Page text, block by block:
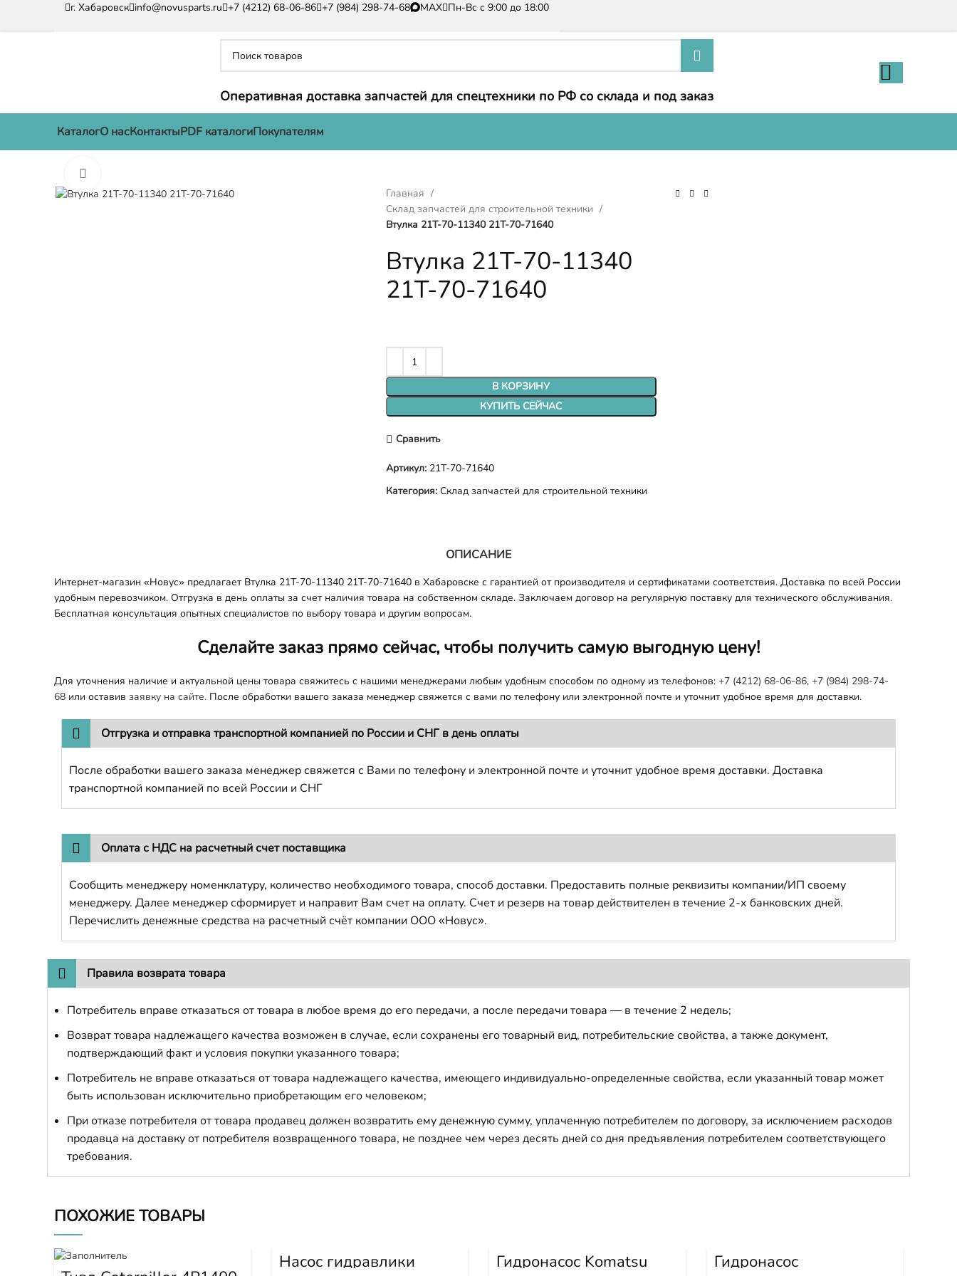
г. Хабаровск info@novusparts.ru +7 (4212) 68-06-86 +7 (984) 298-74-68 MAX Пн-Вс с 9:00 до 18:00
Оперативная доставка запчастей для спецтехники по РФ со склада и под заказ
КаталогО насКонтактыPDF каталогиПокупателям
Главная
Склад запчастей для строительной техники
Втулка 21T-70-11340 21T-70-71640
Втулка 21T-70-11340
21T-70-71640
В КОРЗИНУ
КУПИТЬ СЕЙЧАС
Сравнить
Артикул: 21T-70-71640
Категория: Склад запчастей для строительной техники
ОПИСАНИЕ
Интернет-магазин «Новус» предлагает Втулка 21T-70-11340 21T-70-71640 в Хабаровске с гарантией от производителя и сертификатами соответствия. Доставка по всей России
удобным перевозчиком. Отгрузка в день оплаты за счет наличия товара на собственном складе. Заключаем договор на регулярную поставку для технического обслуживания.
Бесплатная консультация опытных специалистов по выбору товара и другим вопросам.
Сделайте заказ прямо сейчас, чтобы получить самую выгодную цену!
Для уточнения наличие и актуальной цены товара свяжитесь с нашими менеджерами любым удобным способом по одному из телефонов: +7 (4212) 68-06-86, +7 (984) 298-74-
68 или оставив заявку на сайте. После обработки вашего заказа менеджер свяжется с вами по телефону или электронной почте и уточнит удобное время для доставки.
Отгрузка и отправка транспортной компанией по России и СНГ в день оплаты
После обработки вашего заказа менеджер свяжется с Вами по телефону и электронной почте и уточнит удобное время доставки. Доставка
транспортной компанией по всей России и СНГ
Оплата с НДС на расчетный счет поставщика
Сообщить менеджеру номенклатуру, количество необходимого товара, способ доставки. Предоставить полные реквизиты компании/ИП своему
менеджеру. Далее менеджер сформирует и направит Вам счет на оплату. Счет и резерв на товар действителен в течение 2-х банковских дней.
Перечислить денежные средства на расчетный счёт компании ООО «Новус».
Правила возврата товара
Потребитель вправе отказаться от товара в любое время до его передачи, а после передачи товара — в течение 2 недель;
Возврат товара надлежащего качества возможен в случае, если сохранены его товарный вид, потребительские свойства, а также документ,
подтверждающий факт и условия покупки указанного товара;
Потребитель не вправе отказаться от товара надлежащего качества, имеющего индивидуально-определенные свойства, если указанный товар может
быть использован исключительно приобретающим его человеком;
При отказе потребителя от товара продавец должен возвратить ему денежную сумму, уплаченную потребителем по договору, за исключением расходов
продавца на доставку от потребителя возвращенного товара, не позднее чем через десять дней со дня предъявления потребителем соответствующего
требования.
ПОХОЖИЕ ТОВАРЫ
Насос гидравлики Гидронасос Komatsu Гидронасос